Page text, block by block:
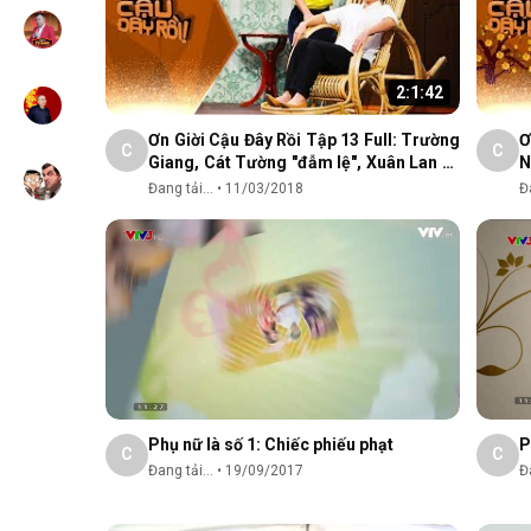
2:1:42
C
Ơn Giời Cậu Đây Rồi Tập 13 Full: Trường
Giang, Cát Tường "đẫm lệ", Xuân Lan và
nỗi đau tình cũ
Đang tải... • 11/03/2018
C
C
Phụ nữ là số 1: Chiếc phiếu phạt
Đang tải... • 19/09/2017
C